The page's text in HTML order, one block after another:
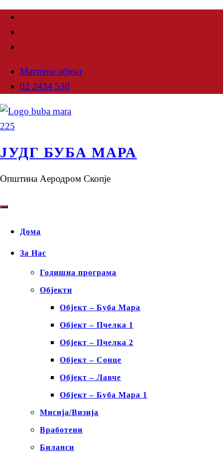
Матичен објект
02 2434 530
ЈУДГ БУБА МАРА
Општина Аеродром Скопје
Дома
За Нас
Годишна програма
Објекти
Објект – Буба Мара
Објект – Пчелка 1
Објект – Пчелка 2
Објект – Сонце
Објект – Лавче
Објект – Буба Мара 1
Мисија/Визија
Вработени
Биланси